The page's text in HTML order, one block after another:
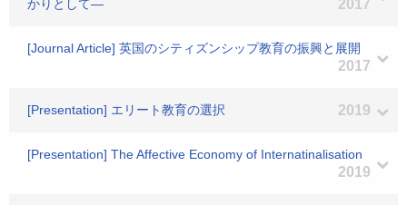
かりとして―
2017
[Journal Article] 英国のシティズンシップ教育の振興と展開
2017
[Presentation] エリート教育の選択 2019
[Presentation] The Affective Economy of Internatinalisation
2019